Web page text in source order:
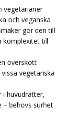
vegetarianer
och veganska
gör den till
komplexitet till
överskott
vegetariska
i huvudrätter,
– behövs surhet